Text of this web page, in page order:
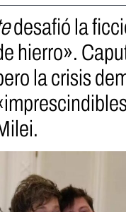
desafió la
hierro».
la crisis